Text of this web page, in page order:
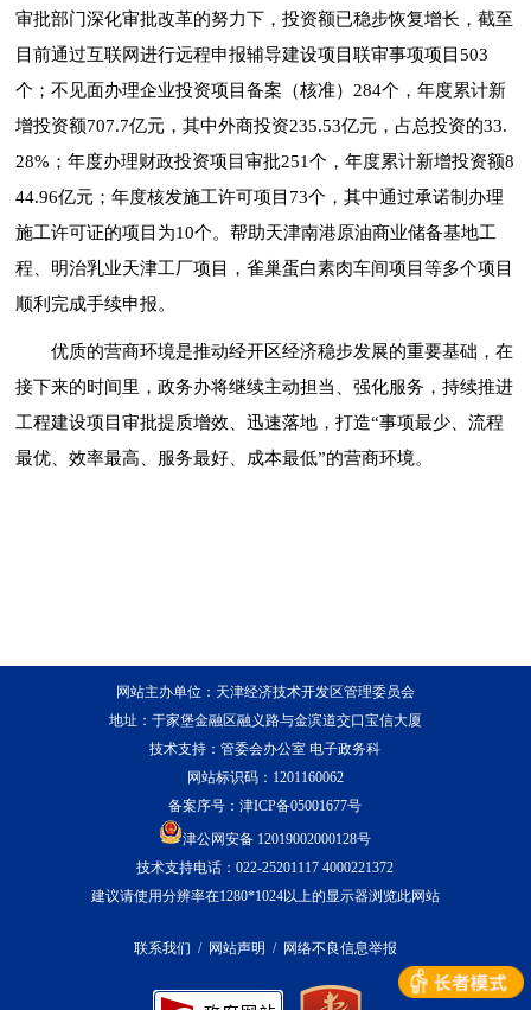
审批部门深化审批改革的努力下，投资额已稳步恢复增长，截至
目前通过互联网进行远程申报辅导建设项目联审事项项目503
个；不见面办理企业投资项目备案（核准）284个，年度累计新
增投资额707.7亿元，其中外商投资235.53亿元，占总投资的33.
28%；年度办理财政投资项目审批251个，年度累计新增投资额8
44.96亿元；年度核发施工许可项目73个，其中通过承诺制办理
施工许可证的项目为10个。帮助天津南港原油商业储备基地工
程、明治乳业天津工厂项目，雀巢蛋白素肉车间项目等多个项目
顺利完成手续申报。
优质的营商环境是推动经开区经济稳步发展的重要基础，在
接下来的时间里，政务办将继续主动担当、强化服务，持续推进
工程建设项目审批提质增效、迅速落地，打造“事项最少、流程
最优、效率最高、服务最好、成本最低”的营商环境。
网站主办单位：天津经济技术开发区管理委员会
地址：于家堡金融区融义路与金滨道交口宝信大厦
技术支持：管委会办公室 电子政务科
网站标识码：1201160062
备案序号：津ICP备05001677号
津公网安备 12019002000128号
技术支持电话：022-25201117 4000221372
建议请使用分辨率在1280*1024以上的显示器浏览此网站
联系我们 / 网站声明 / 网络不良信息举报